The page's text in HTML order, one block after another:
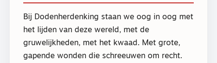
Bij Dodenherdenking staan we oog in oog met
het lijden van deze wereld, met de
gruwelijkheden, met het kwaad. Met grote,
gapende wonden die schreeuwen om recht.